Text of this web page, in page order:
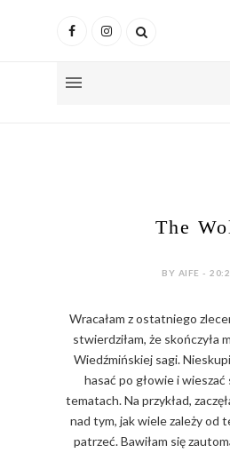
The
BY AIFE -
Wracałam z ostatniego
stwierdziłam, że skończyła
Wiedźmińskiej sagi.
hasać po głowie i wieszać
tematach. Na przykład,
nad tym, jak wiele zależy od
patrzeć. Bawiłam się